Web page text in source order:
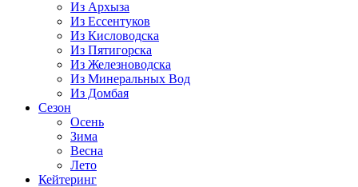
Из Архыза
Из Ессентуков
Из Кисловодска
Из Пятигорска
Из Железноводска
Из Минеральных Вод
Из Домбая
Сезон
Осень
Зима
Весна
Лето
Кейтеринг